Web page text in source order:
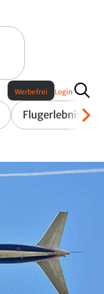
Flugerlebnis
Werbefrei Login